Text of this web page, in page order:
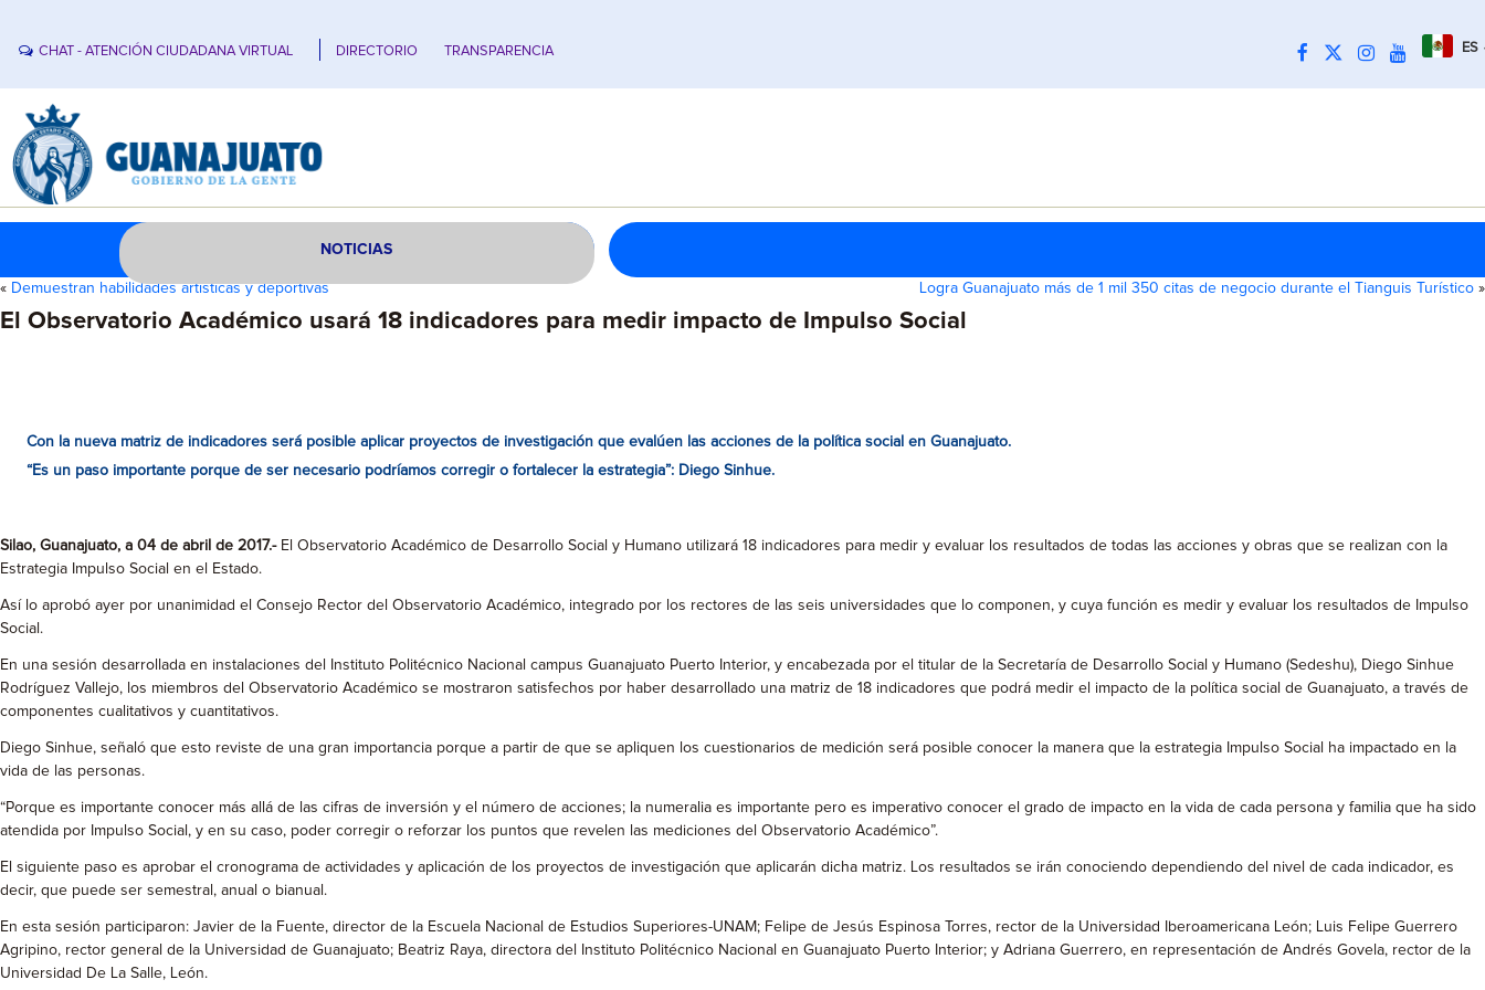
CHAT - ATENCIÓN CIUDADANA VIRTUAL DIRECTORIO TRANSPARENCIA ES
NOTICIAS
« Demuestran habilidades artísticas y deportivas Logra Guanajuato más de 1 mil 350 citas de negocio durante el Tianguis Turístico »
El Observatorio Académico usará 18 indicadores para medir impacto de Impulso Social
Con la nueva matriz de indicadores será posible aplicar proyectos de investigación que evalúen las acciones de la política social en Guanajuato.
“Es un paso importante porque de ser necesario podríamos corregir o fortalecer la estrategia”: Diego Sinhue.
Silao, Guanajuato, a 04 de abril de 2017.- El Observatorio Académico de Desarrollo Social y Humano utilizará 18 indicadores para medir y evaluar los resultados de todas las acciones y obras que se realizan con la
Estrategia Impulso Social en el Estado.
Así lo aprobó ayer por unanimidad el Consejo Rector del Observatorio Académico, integrado por los rectores de las seis universidades que lo componen, y cuya función es medir y evaluar los resultados de Impulso
Social.
En una sesión desarrollada en instalaciones del Instituto Politécnico Nacional campus Guanajuato Puerto Interior, y encabezada por el titular de la Secretaría de Desarrollo Social y Humano (Sedeshu), Diego Sinhue
Rodríguez Vallejo, los miembros del Observatorio Académico se mostraron satisfechos por haber desarrollado una matriz de 18 indicadores que podrá medir el impacto de la política social de Guanajuato, a través de
componentes cualitativos y cuantitativos.
Diego Sinhue, señaló que esto reviste de una gran importancia porque a partir de que se apliquen los cuestionarios de medición será posible conocer la manera que la estrategia Impulso Social ha impactado en la
vida de las personas.
“Porque es importante conocer más allá de las cifras de inversión y el número de acciones; la numeralia es importante pero es imperativo conocer el grado de impacto en la vida de cada persona y familia que ha sido
atendida por Impulso Social, y en su caso, poder corregir o reforzar los puntos que revelen las mediciones del Observatorio Académico”.
El siguiente paso es aprobar el cronograma de actividades y aplicación de los proyectos de investigación que aplicarán dicha matriz. Los resultados se irán conociendo dependiendo del nivel de cada indicador, es
decir, que puede ser semestral, anual o bianual.
En esta sesión participaron: Javier de la Fuente, director de la Escuela Nacional de Estudios Superiores-UNAM; Felipe de Jesús Espinosa Torres, rector de la Universidad Iberoamericana León; Luis Felipe Guerrero
Agripino, rector general de la Universidad de Guanajuato; Beatriz Raya, directora del Instituto Politécnico Nacional en Guanajuato Puerto Interior; y Adriana Guerrero, en representación de Andrés Govela, rector de la
Universidad De La Salle, León.